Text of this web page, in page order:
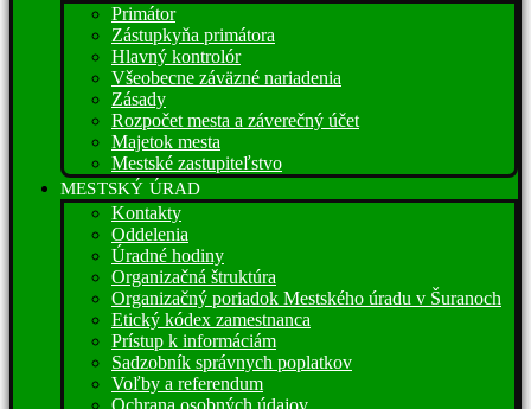
Primátor
Zástupkyňa primátora
Hlavný kontrolór
Všeobecne záväzné nariadenia
Zásady
Rozpočet mesta a záverečný účet
Majetok mesta
Mestské zastupiteľstvo
MESTSKÝ ÚRAD
Kontakty
Oddelenia
Úradné hodiny
Organizačná štruktúra
Organizačný poriadok Mestského úradu v Šuranoch
Etický kódex zamestnanca
Prístup k informáciám
Sadzobník správnych poplatkov
Voľby a referendum
Ochrana osobných údajov